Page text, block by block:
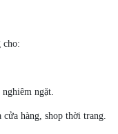
cho:
ngặt.
hàng, shop thời trang.